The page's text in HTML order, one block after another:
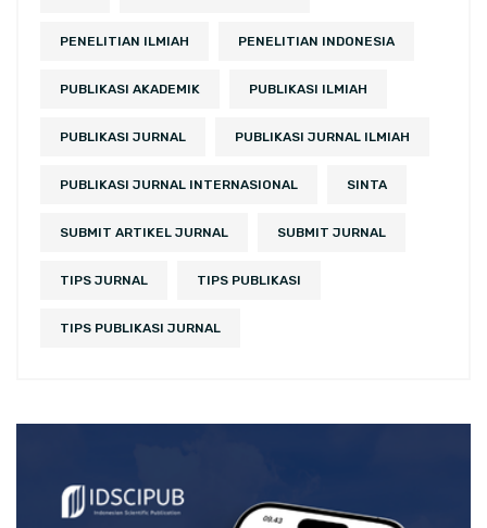
PENELITIAN ILMIAH PENELITIAN INDONESIA
PUBLIKASI AKADEMIK PUBLIKASI ILMIAH
PUBLIKASI JURNAL PUBLIKASI JURNAL ILMIAH
PUBLIKASI JURNAL INTERNASIONAL SINTA
SUBMIT ARTIKEL JURNAL SUBMIT JURNAL
TIPS JURNAL TIPS PUBLIKASI
TIPS PUBLIKASI JURNAL